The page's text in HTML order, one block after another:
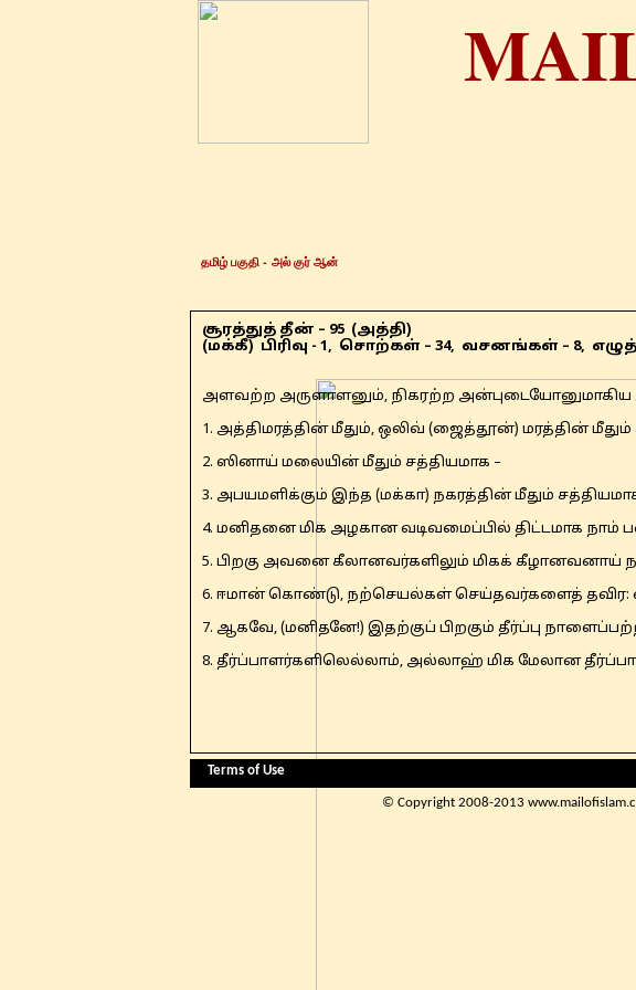
Terms of Use
© Copyright 2008-2013
சூரத்துத் தீன் – 95 (அத்தி)
(மக்கீ) பிரிவு - 1, சொற்கள் – 34, வசனங்கள் – 8,
அளவற்ற அருளாளனும், நிகரற்ற அன்புடையோனுமாகிய
1. அத்திமரத்தின் மீதும், ஒலிவ் (ஜைத்தூன்) மரத்தின் மீதும்
2. ஸினாய் மலையின் மீதும் சத்தியமாக –
3. அபயமளிக்கும் இந்த (மக்கா) நகரத்தின் மீதும்
4. மனிதனை மிக அழகான வடிவமைப்பில் திட்டமாக நாம்
5. பிறகு அவனை கீலானவர்களிலும் மிகக் கீழானவனாய்
6. ஈமான் கொண்டு, நற்செயல்கள் செய்தவர்களைத் தவிர:
7. ஆகவே, (மனிதனே!) இதற்குப் பிறகும் தீர்ப்பு
8. தீர்ப்பாளர்களிலெல்லாம், அல்லாஹ் மிக மேலான
தமிழ் பகுதி - அல் குர் ஆன்